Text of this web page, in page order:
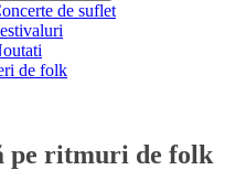
de suflet
de folk
pe ritmuri de folk